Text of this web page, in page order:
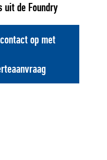
uit de Foundry
op met